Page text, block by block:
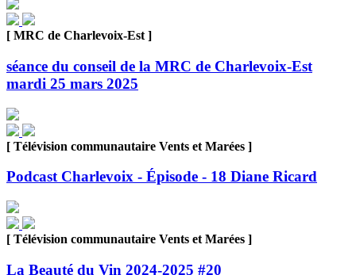
[ MRC de Charlevoix-Est ]
séance du conseil de la MRC de Charlevoix-Est
mardi 25 mars 2025
[ Télévision communautaire Vents et Marées ]
Podcast Charlevoix - Épisode - 18 Diane Ricard
[ Télévision communautaire Vents et Marées ]
La Beauté du Vin 2024-2025 #20